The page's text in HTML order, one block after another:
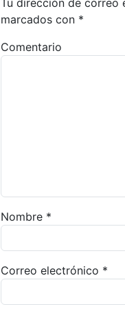
Tu dirección de correo
marcados con *
Comentario
Nombre *
Correo electrónico *